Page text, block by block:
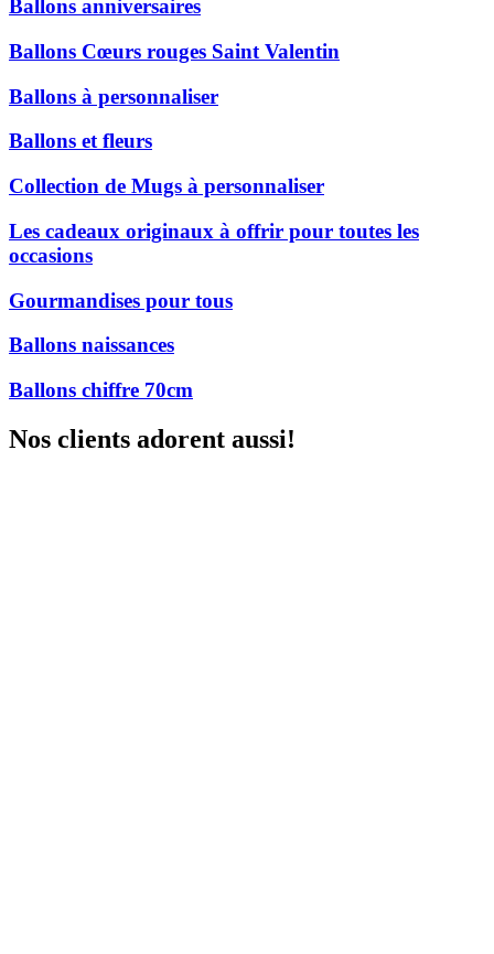
Ballons anniversaires
Ballons Cœurs rouges Saint Valentin
Ballons à personnaliser
Ballons et fleurs
Collection de Mugs à personnaliser
Les cadeaux originaux à offrir pour toutes les
occasions
Gourmandises pour tous
Ballons naissances
Ballons chiffre 70cm
Nos clients adorent aussi!